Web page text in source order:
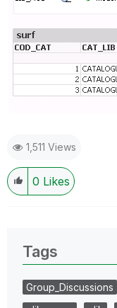
1,511 Views
0 Likes
Tags
Group_Discussions